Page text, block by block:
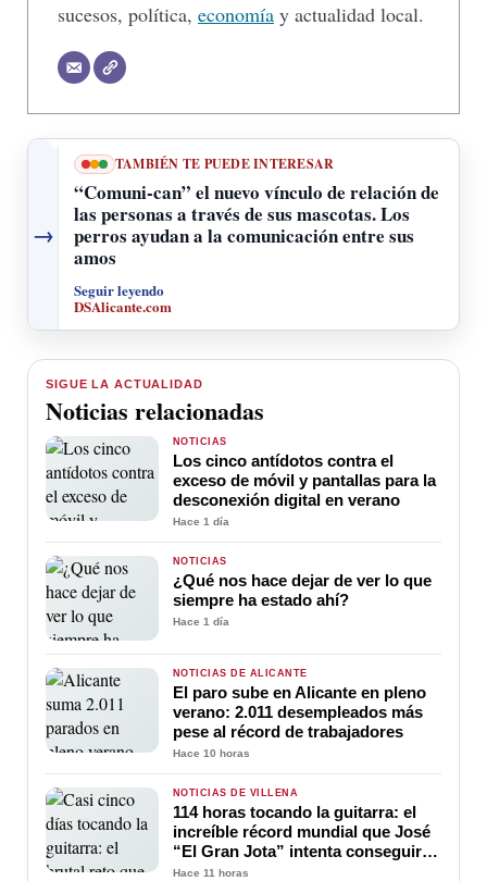
sucesos, política, economía y actualidad local.
→
TAMBIÉN TE PUEDE INTERESAR
“Comuni-can” el nuevo vínculo de relación de
las personas a través de sus mascotas. Los
perros ayudan a la comunicación entre sus
amos
Seguir leyendo
DSAlicante.com
SIGUE LA ACTUALIDAD
Noticias relacionadas
NOTICIAS
Los cinco antídotos contra el
exceso de móvil y pantallas para la
desconexión digital en verano
Hace 1 día
NOTICIAS
¿Qué nos hace dejar de ver lo que
siempre ha estado ahí?
Hace 1 día
NOTICIAS DE ALICANTE
El paro sube en Alicante en pleno
verano: 2.011 desempleados más
pese al récord de trabajadores
Hace 10 horas
NOTICIAS DE VILLENA
114 horas tocando la guitarra: el
increíble récord mundial que José
“El Gran Jota” intenta conseguir
en Villena
Hace 11 horas